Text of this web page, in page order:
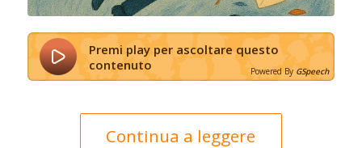
Premi play per ascoltare questo
contenuto
Powered By GSpeech
Continua a leggere